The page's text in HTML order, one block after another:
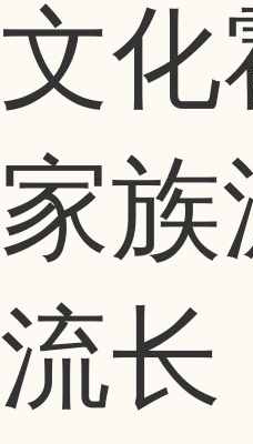
文化
家族
流长